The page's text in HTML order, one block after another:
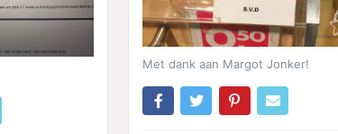
Met dank aan Margot Jonker!